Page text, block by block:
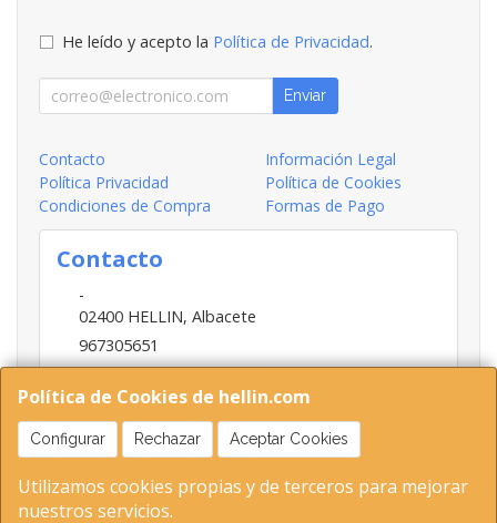
Política de Cookies de hellin.com
Configurar Rechazar Aceptar Cookies
Utilizamos cookies propias y de terceros para mejorar
nuestros servicios.
He leído y acepto la Política de Privacidad.
Enviar
Contacto
Información Legal
Política Privacidad
Política de Cookies
Condiciones de Compra
Formas de Pago
Contacto
-
02400 HELLIN, Albacete
967305651
INFO@HELLIN.COM
Horario
09:00-13:30; 16:30-20:30